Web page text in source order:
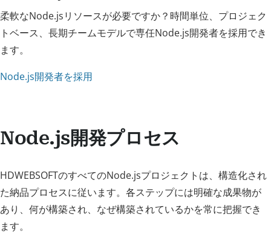
柔軟なNode.jsリソースが必要ですか？時間単位、プロジェク
トベース、長期チームモデルで専任Node.js開発者を採用でき
ます。
Node.js開発者を採用
Node.js開発プロセス
HDWEBSOFTのすべてのNode.jsプロジェクトは、構造化され
た納品プロセスに従います。各ステップには明確な成果物が
あり、何が構築され、なぜ構築されているかを常に把握でき
ます。